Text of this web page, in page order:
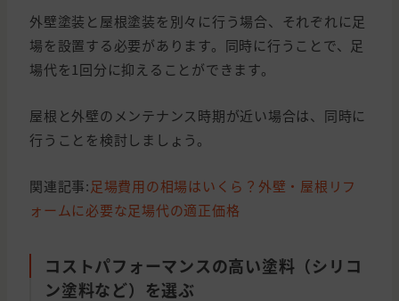
外壁塗装と屋根塗装を別々に行う場合、それぞれに足
場を設置する必要があります。同時に行うことで、足
場代を1回分に抑えることができます。
屋根と外壁のメンテナンス時期が近い場合は、同時に
行うことを検討しましょう。
関連記事:足場費用の相場はいくら？外壁・屋根リフ
ォームに必要な足場代の適正価格
コストパフォーマンスの高い塗料（シリコ
ン塗料など）を選ぶ